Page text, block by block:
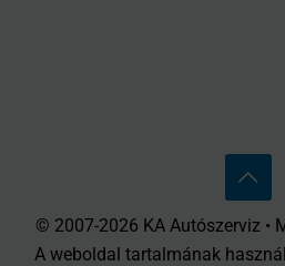
© 2007-2026 KA Autószerviz •
A weboldal tartalmának